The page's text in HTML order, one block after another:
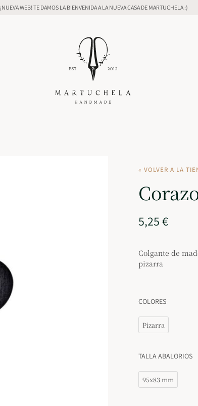
¡NUEVA WEB! TE DAMOS LA BIENVENIDA A LA NUEVA CASA DE MARTUCHELA :)
« VOLVER A LA
5,25€
Colgante de
pizarra
COLORES
Pizarra
TALLA ABALORIOS
95x83 mm